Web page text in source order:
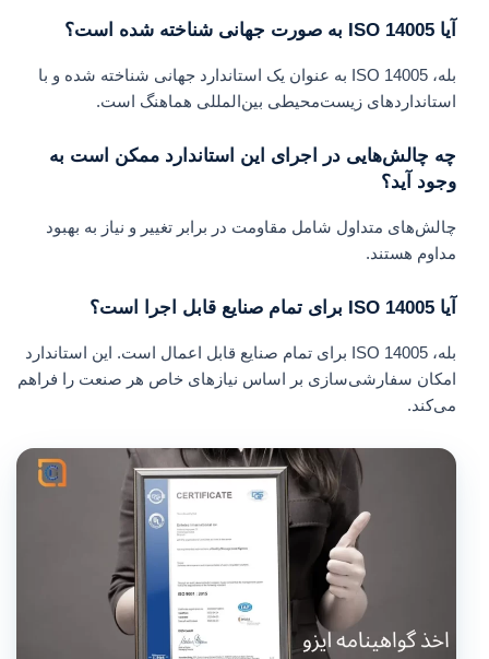
آیا ISO 14005 به صورت جهانی شناخته شده است؟
بله، ISO 14005 به عنوان یک استاندارد جهانی شناخته شده و با
استانداردهای زیست‌محیطی بین‌المللی هماهنگ است.
چه چالش‌هایی در اجرای این استاندارد ممکن است به
وجود آید؟
چالش‌های متداول شامل مقاومت در برابر تغییر و نیاز به بهبود
مداوم هستند.
آیا ISO 14005 برای تمام صنایع قابل اجرا است؟
بله، ISO 14005 برای تمام صنایع قابل اعمال است. این استاندارد
امکان سفارشی‌سازی بر اساس نیازهای خاص هر صنعت را فراهم
می‌کند.